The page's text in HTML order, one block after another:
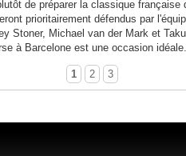
de préparer la classique
prioritairement défendus par
Stoner, Michael van der Mark et
à Barcelone est une occasion
1 2 3